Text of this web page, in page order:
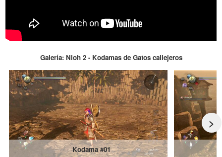
Galería: Nioh 2 - Kodamas de Gatos callejeros
>
Kodama #01